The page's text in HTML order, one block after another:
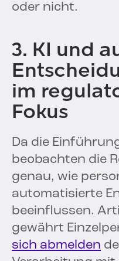
oder nicht.
3. KI und
im
Fokus
Da die
beobachten die
genau, wie
automatisierte
beeinflussen.
gewährt
sich abmelden